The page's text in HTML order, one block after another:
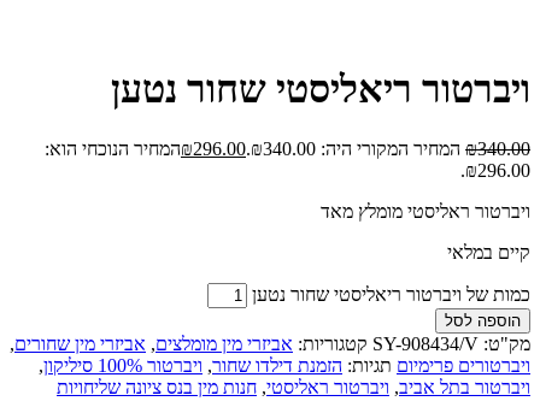
ויברטור ריאליסטי שחור נטען
₪340.00 המחיר המקורי היה: ₪340.00. ₪296.00
המחיר הנוכחי הוא:
₪296.00.
ויברטור ראליסטי מומלץ מאד
קיים במלאי
כמות של ויברטור ריאליסטי שחור נטען
הוספה לסל
מק"ט: SY-908434/V קטגוריות: אביזרי מין מומלצים, אביזרי מין שחורים,
ויברטורים פרימיום תגיות: הזמנת דילדו שחור, ויברטור 100% סיליקון
,
ויברטור בתל אביב, ויברטור ראליסטי, חנות מין בנס ציונה שליחויות